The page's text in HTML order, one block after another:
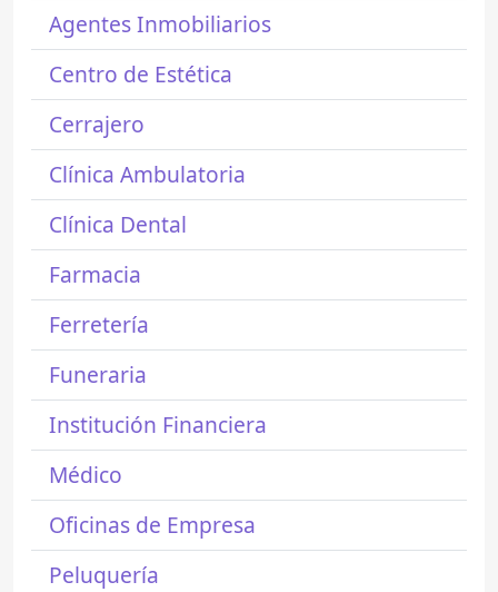
Agentes Inmobiliarios
Centro de Estética
Cerrajero
Clínica Ambulatoria
Clínica Dental
Farmacia
Ferretería
Funeraria
Institución Financiera
Médico
Oficinas de Empresa
Peluquería